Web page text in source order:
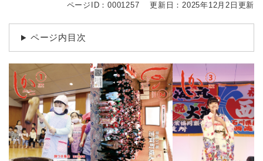
文
ページID：0001257 更新日：2025年12月2日更新
ページ内目次